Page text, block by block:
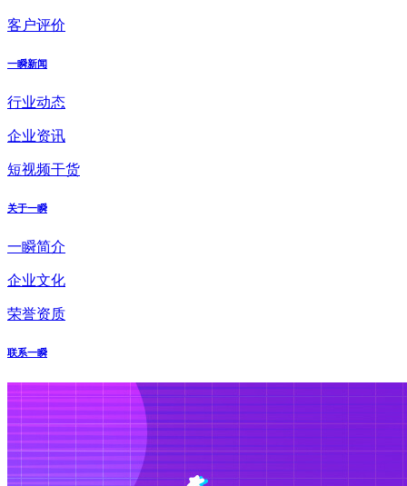
客户评价
一瞬新闻
行业动态
企业资讯
短视频干货
关于一瞬
一瞬简介
企业文化
荣誉资质
联系一瞬